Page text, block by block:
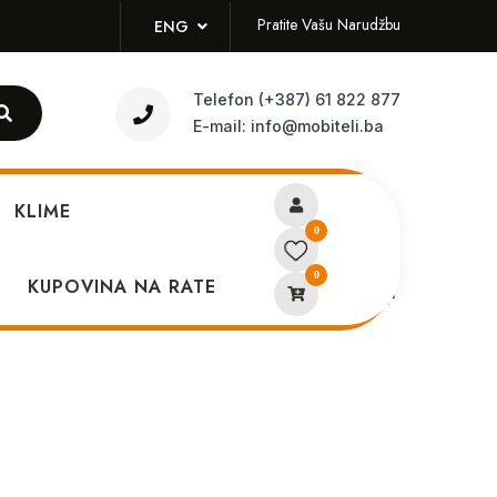
ENG Pratite Vašu Narudžbu
Telefon (+387) 61 822 877
E-mail: info@mobiteli.ba
KLIME
KUPOVINA NA RATE
0
0
Xiaomi Redmi A1+